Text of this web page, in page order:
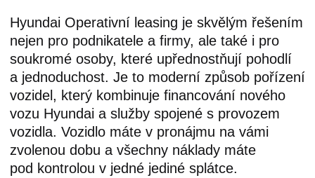
Hyundai Operativní leasing je skvělým řešením
nejen pro podnikatele a firmy, ale také i pro
soukromé osoby, které upřednostňují pohodlí
a jednoduchost. Je to moderní způsob pořízení
vozidel, který kombinuje financování nového
vozu Hyundai a služby spojené s provozem
vozidla. Vozidlo máte v pronájmu na vámi
zvolenou dobu a všechny náklady máte
pod kontrolou v jedné jediné splátce.